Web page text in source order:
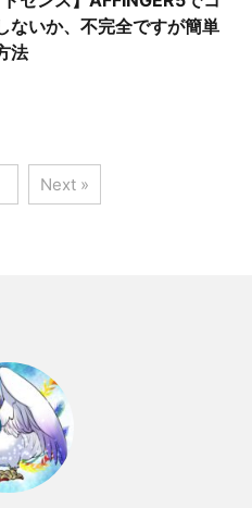
ないか、不完全ですが簡単
法
Next »